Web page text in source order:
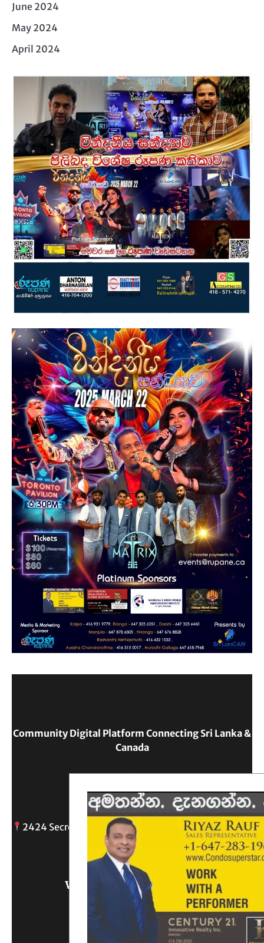
June 2024
May 2024
April 2024
Community Digital Platform Connecting Sri Lanka &
Canada
Reach Out
2424 Secreto drive, Oshawa, ON
info@
Write Us What You Think